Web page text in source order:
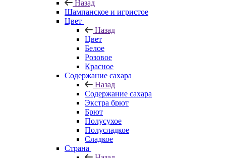
Назад
Шампанское и игристое
Цвет
Назад
Цвет
Белое
Розовое
Красное
Содержание сахара
Назад
Содержание сахара
Экстра брют
Брют
Полусухое
Полусладкое
Сладкое
Страна